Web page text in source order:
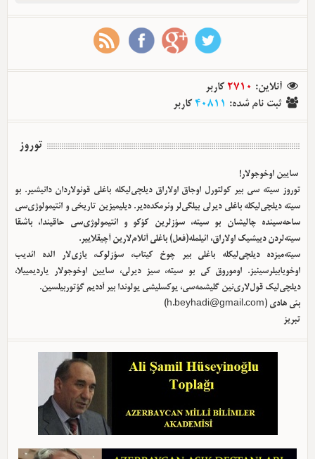
آنلاین:
2710 کاربر
ثبت نام شده:
40811 کاربر
توروز
سایین اوخوجولار!
توروز سیته سی بیر کولتورل اوجاق اولا‌راق دیلچی‌لیکله باغلی قونولاردان دانیشیر. بو
سیته دیلچی‌لیکله باغلی دیرلی بیلگی‌لر وئرمکده‌دیر. دیلیمیزین تاریخی و ائتیمولوژی‌سی
ساحه‌سینده چالیشان بو سیته، سؤزلرین کؤکو و ائتیمولوژی‌سی حاقیندا، باشقا
سیته‌لردن دییشیک اولا‌راق، ائیلمله(فعل) باغلی آنلام‌لارین آچیقلاییر.
سیته‌میزده دیلچی‌لیکله باغلی بیر چوخ کیتاب، سؤزلوک، یازی‌لار الده ائدیب
اوخویابیلرسینیز. اوموروق کی بو سیته، سیز دیرلی، سایین اوخوجولار یاردیمییلا،
دیلچی‌لیک قول‌لاری‌نین گلیشمه‌سی، یوکسلیشی یولوندا بیر آددیم گؤتوربیلسین.
بئی هادی (h.beyhadi@gmail.com
)
تبریز